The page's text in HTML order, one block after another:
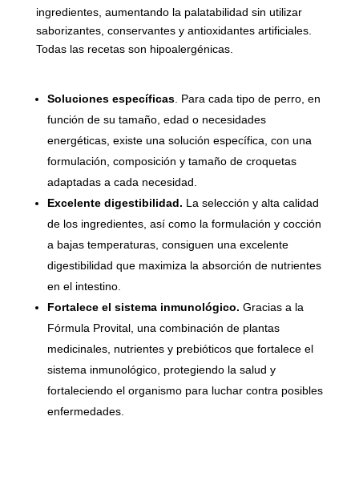
ingredientes, aumentando la palatabilidad sin utilizar
saborizantes, conservantes y antioxidantes artificiales.
Todas las recetas son hipoalergénicas.
Soluciones específicas. Para cada tipo de perro, en
función de su tamaño, edad o necesidades
energéticas, existe una solución específica, con una
formulación, composición y tamaño de croquetas
adaptadas a cada necesidad.
Excelente digestibilidad. La selección y alta calidad
de los ingredientes, así como la formulación y cocción
a bajas temperaturas, consiguen una excelente
digestibilidad que maximiza la absorción de nutrientes
en el intestino.
Fortalece el sistema inmunológico. Gracias a la
Fórmula Provital, una combinación de plantas
medicinales, nutrientes y prebióticos que fortalece el
sistema inmunológico, protegiendo la salud y
fortaleciendo el organismo para luchar contra posibles
enfermedades.